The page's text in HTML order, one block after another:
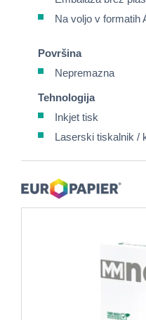
Na voljo v formatih
Površina
Nepremazna
Tehnologija
Inkjet tisk
Laserski tiskalnik /